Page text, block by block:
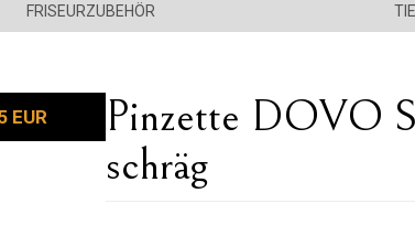
FRISEURZUBEHÖR
EUR
Pinzette DOVO
schräg